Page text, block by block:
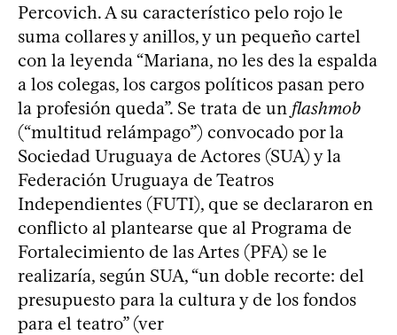
Percovich. A su característico pelo rojo le
suma collares y anillos, y un pequeño cartel
con la leyenda “Mariana, no les des la espalda
a los colegas, los cargos políticos pasan pero
la profesión queda”. Se trata de un flashmob
(“multitud relámpago”) convocado por la
Sociedad Uruguaya de Actores (SUA) y la
Federación Uruguaya de Teatros
Independientes (FUTI), que se declararon en
conflicto al plantearse que al Programa de
Fortalecimiento de las Artes (PFA) se le
realizaría, según SUA, “un doble recorte: del
presupuesto para la cultura y de los fondos
para el teatro” (ver